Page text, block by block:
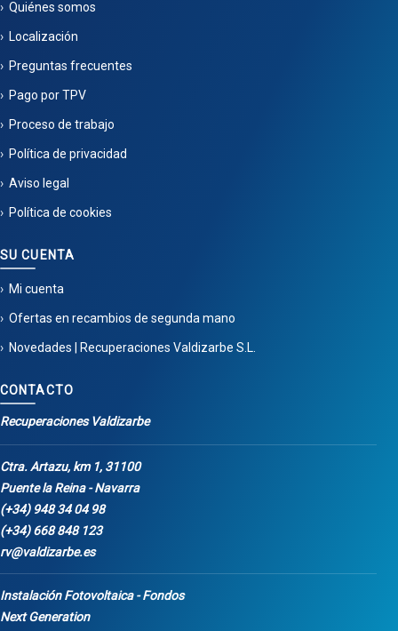
Quiénes somos
Localización
Preguntas frecuentes
Pago por TPV
Proceso de trabajo
Política de privacidad
Aviso legal
Política de cookies
SU CUENTA
Mi cuenta
Ofertas en recambios de segunda mano
Novedades | Recuperaciones Valdizarbe S.L.
CONTACTO
Recuperaciones Valdizarbe
Ctra. Artazu, km 1, 31100
Puente la Reina - Navarra
(+34) 948 34 04 98
(+34) 668 848 123
rv@valdizarbe.es
Instalación Fotovoltaica - Fondos
Next Generation